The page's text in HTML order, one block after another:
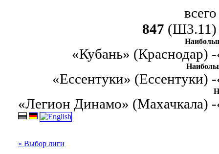
всего
847 (Ш3.11)
«Кубань» (Краснодар) -
«Ессентуки» (Ессентуки) -
«Легион Динамо» (Махачкала) -
« Выбор лиги